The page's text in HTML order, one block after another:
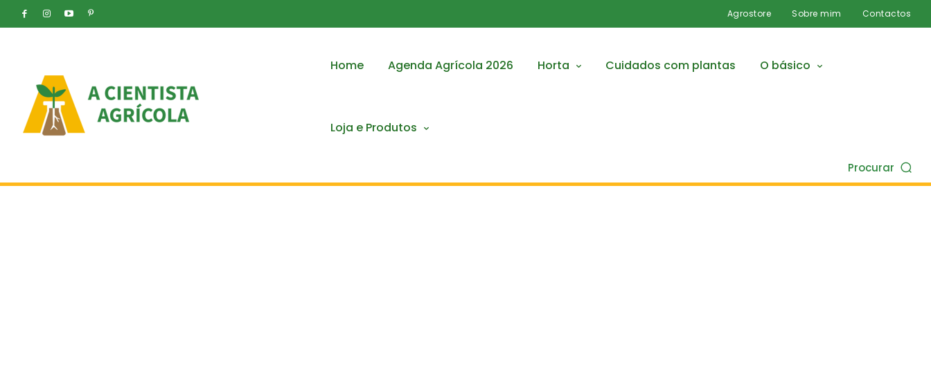
Agrostore Sobre mim Contactos
Home Agenda Agrícola 2026 Horta Cuidados com plantas O básico
Loja e Produtos
Procurar